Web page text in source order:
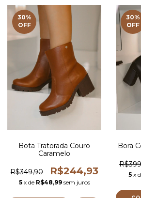
30%
OFF
Bota Tratorada Couro
Caramelo
R$349,90 R$244,93
5 x de R$48,99 sem juros
30%
OFF
Bora
5 x